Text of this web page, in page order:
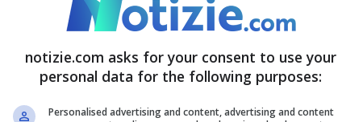
misteri, omissioni e colpi di scena.
la prima volta la catena di connivenze
trattativa durata mesi, consentirono
notizie.com asks for your consent to use your
personal data for the following purposes:
Personalised advertising and content, advertising and content